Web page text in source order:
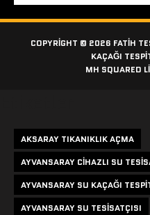
COPYRIGHT © 2026 FATIH
KAÇAĞI
MH SQUARED
AKSARAY TIKANIKLIK AÇMA
AYVANSARAY CIHAZLI SU
AYVANSARAY SU KAÇAĞI
AYVANSARAY SU TESISATÇISI